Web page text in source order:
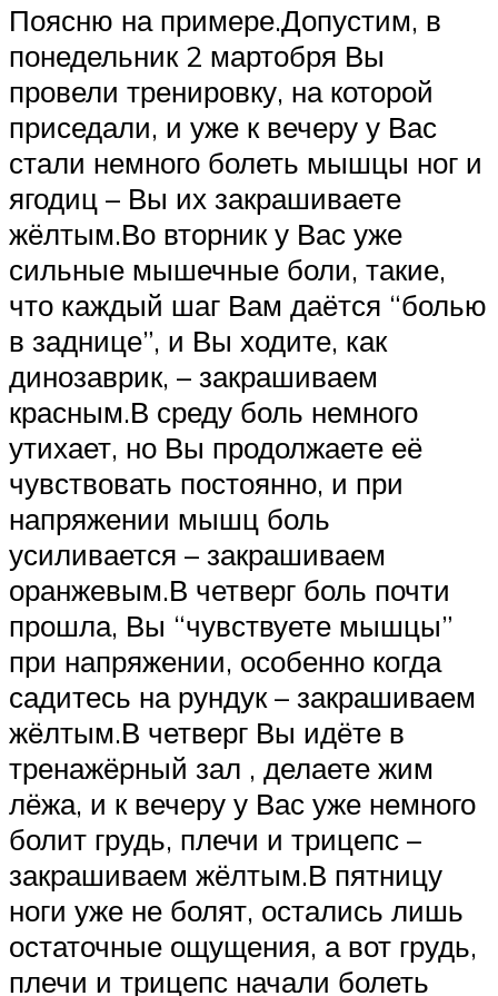
Поясню на примере.Допустим, в
понедельник 2 мартобря Вы
провели тренировку, на которой
приседали, и уже к вечеру у Вас
стали немного болеть мышцы ног и
ягодиц – Вы их закрашиваете
жёлтым.Во вторник у Вас уже
сильные мышечные боли, такие,
что каждый шаг Вам даётся “болью
в заднице”, и Вы ходите, как
динозаврик, – закрашиваем
красным.В среду боль немного
утихает, но Вы продолжаете её
чувствовать постоянно, и при
напряжении мышц боль
усиливается – закрашиваем
оранжевым.В четверг боль почти
прошла, Вы “чувствуете мышцы”
при напряжении, особенно когда
садитесь на рундук – закрашиваем
жёлтым.В четверг Вы идёте в
тренажёрный зал , делаете жим
лёжа, и к вечеру у Вас уже немного
болит грудь, плечи и трицепс –
закрашиваем жёлтым.В пятницу
ноги уже не болят, остались лишь
остаточные ощущения, а вот грудь,
плечи и трицепс начали болеть